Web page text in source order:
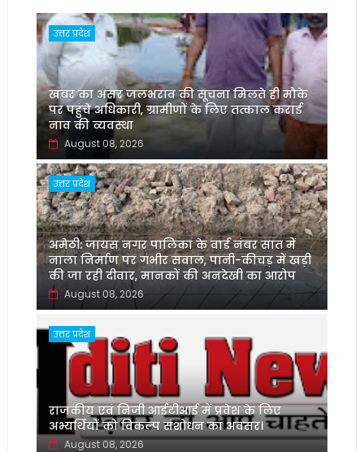
उत्तर प्रदेश
खबर का असर जलभराव की सूचना मिलते ही मौके
पर पहुंचे अधिकारी, ग्रामीणों के लिए तत्काल कराई
नाव की व्यवस्था
August 08, 2026
उत्तर प्रदेश
अमेठी: जायस नगर पालिका के वार्ड नंबर सात में
नाला निर्माण पर गंभीर सवाल, पानी-कीचड़ में खड़ी
की जा रही दीवार, मानकों की अनदेखी का आरोप
August 08, 2026
उत्तर प्रदेश
‌राजकीय एवं निजी आईटीआई में प्रवेश के लिए
अभ्यर्थियों को विकल्प संशोधन का अवसर।
August 08, 2026